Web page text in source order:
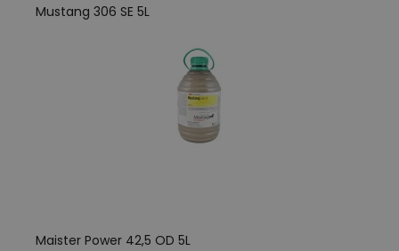
Mustang 306 SE 5L
Maister Power 42,5 OD 5L